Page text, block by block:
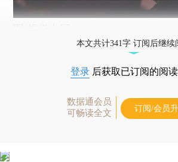
本文共计341字 订阅后继续
登录 后获取已订阅的阅
数据通会员
可畅读全文
订阅/会员